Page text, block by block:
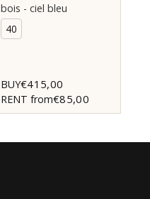
bois - ciel bleu
40
BUY€415,00
RENT from€85,00